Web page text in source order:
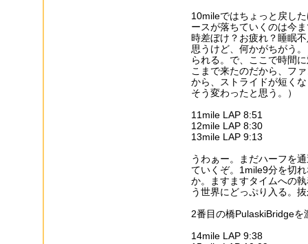
10mileではちょっと戻し
ースが落ちていくのは今
時差ぼけ？お疲れ？睡眠
思うけど、何かがちがう
られる。で、ここで時間
こまで来たのだから、フ
から、ストライドが短く
そう変わったと思う。）
11mile LAP 8:51
12mile LAP 8:30
13mile LAP 9:13
うわぁー。まだハーフを
ていくぞ。1mile9分を切
か。ますますタイムへの
う世界にどっぷり入る。
2番目の橋PulaskiBridgeを
14mile LAP 9:38